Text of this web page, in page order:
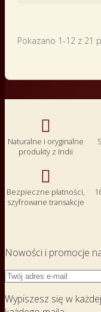
Pokazano 1-12 z 21

Naturalne i oryginalne
produkty z Indii

Bezpieczne płatności,
szyfrowane transakcje
Nowości i promocje
Wypiszesz się w